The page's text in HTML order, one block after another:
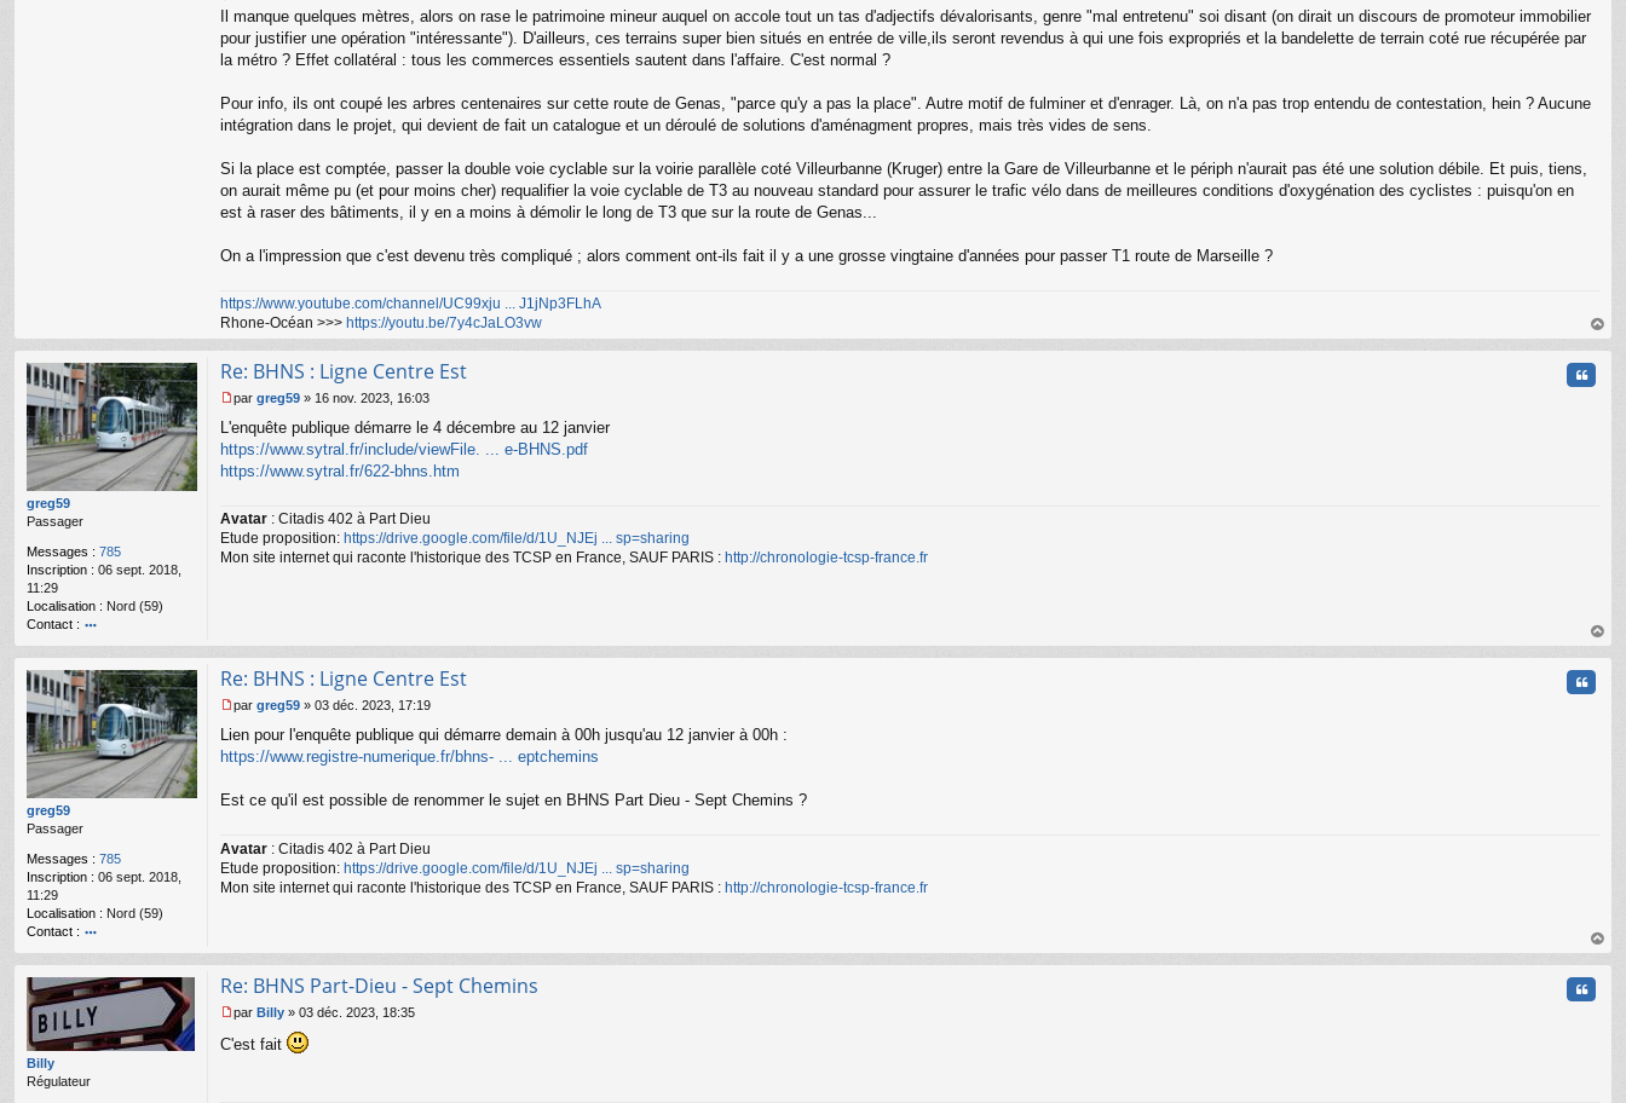
Il manque quelques mètres, alors on rase le patrimoine mineur auquel on accole tout un tas d'adjectifs dévalorisants, genre "mal entretenu" soi disant (on dirait un discours de promoteur immobilier
pour justifier une opération "intéressante"). D'ailleurs, ces terrains super bien situés en entrée de ville,ils seront revendus à qui une fois expropriés et la bandelette de terrain coté rue récupérée par
la métro ? Effet collatéral : tous les commerces essentiels sautent dans l'affaire. C'est normal ?
Pour info, ils ont coupé les arbres centenaires sur cette route de Genas, "parce qu'y a pas la place". Autre motif de fulminer et d'enrager. Là, on n'a pas trop entendu de contestation, hein ? Aucune
intégration dans le projet, qui devient de fait un catalogue et un déroulé de solutions d'aménagment propres, mais très vides de sens.
Si la place est comptée, passer la double voie cyclable sur la voirie parallèle coté Villeurbanne (Kruger) entre la Gare de Villeurbanne et le périph n'aurait pas été une solution débile. Et puis, tiens,
on aurait même pu (et pour moins cher) requalifier la voie cyclable de T3 au nouveau standard pour assurer le trafic vélo dans de meilleures conditions d'oxygénation des cyclistes : puisqu'on en
est à raser des bâtiments, il y en a moins à démolir le long de T3 que sur la route de Genas...
On a l'impression que c'est devenu très compliqué ; alors comment ont-ils fait il y a une grosse vingtaine d'années pour passer T1 route de Marseille ?
https://www.youtube.com/channel/UC99xju ... J1jNp3FLhA
Rhone-Océan >>> https://youtu.be/7y4cJaLO3vw
au
greg59
Passager
Messages : 785
Inscription : 06 sept. 2018,
11:29
Localisation : Nord (59)
Contact :
o
ac
te
r
gr
e
g
Re: BHNS : Ligne Centre Est
e
s
s
a
e
n
o
par greg59 » 16 nov. 2023, 16:03
L'enquête publique démarre le 4 décembre au 12 janvier
https://www.sytral.fr/include/viewFile. ... e-BHNS.pdf
https://www.sytral.fr/622-bhns.htm
Avatar : Citadis 402 à Part Dieu
Etude proposition: https://drive.google.com/file/d/1U_NJEj ... sp=sharing
Mon site internet qui raconte l'historique des TCSP en France, SAUF PARIS : http://chronologie-tcsp-france.fr
au
greg59
Passager
Messages : 785
Inscription : 06 sept. 2018,
11:29
Localisation : Nord (59)
Contact :
o
ac
te
r
gr
g
Re: BHNS : Ligne Centre Est
e
s
g
n
o
n
par greg59 » 03 déc. 2023, 17:19
Lien pour l'enquête publique qui démarre demain à 00h jusqu'au 12 janvier à 00h :
https://www.registre-numerique.fr/bhns- ... eptchemins
Est ce qu'il est possible de renommer le sujet en BHNS Part Dieu - Sept Chemins ?
Avatar : Citadis 402 à Part Dieu
Etude proposition: https://drive.google.com/file/d/1U_NJEj ... sp=sharing
Mon site internet qui raconte l'historique des TCSP en France, SAUF PARIS : http://chronologie-tcsp-france.fr
au
Billy
Régulateur
Re: BHNS Part-Dieu - Sept Chemins
e
par Billy » 03 déc. 2023, 18:35
C'est fait